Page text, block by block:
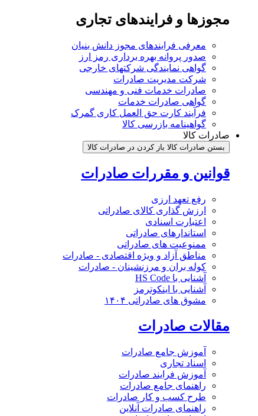
مجوزها و فرایندهای تجاری
معرفی فرایندهای مجوز دانش بنیان
صدور پروانه بهره برداری رمز ارز
گواهی نمایندگی شرکتهای خارجی
شرکت مدیریت صادرات
صادرات خدمات فنی و مهندسی
گواهی صادرات خدمات
فرآیند کارت حق العمل کاری گمرک
گواهینامه بازرسی کالا
صادرات کالا
بستن صادرات کالا باز کردن در صادرات کالا
قوانین و مقررات صادرات
رفع تعهد ارزی
ارزش گذاری کالای صادراتی
اعتبارت اسنادی
استاندارهای صادراتی
ممنوعیت های صادراتی
مناطق آزاد و ویژه اقتصادی - صادرات
کوله بران و مرزنشینان - صادرات
آشنایی با HS Code
آشنایی با اینکوترمز
مشوق های صادراتی ۱۴۰۴
مقالات صادرات
آموزش جامع صادرات
اسناد تجاری
آموزش فرایند صادرات
راهنمای جامع صادرات
طرح کسب و کار صادرات
راهنمای صادرات آنلاین